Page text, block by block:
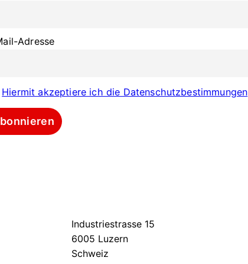
Adresse
Hiermit akzeptiere ich die Datenschutzbestimmungen
Industriestrasse 15
6005 Luzern
Schweiz